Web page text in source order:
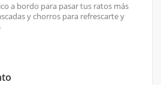
a bordo para pasar tus ratos más
y chorros para refrescarte y